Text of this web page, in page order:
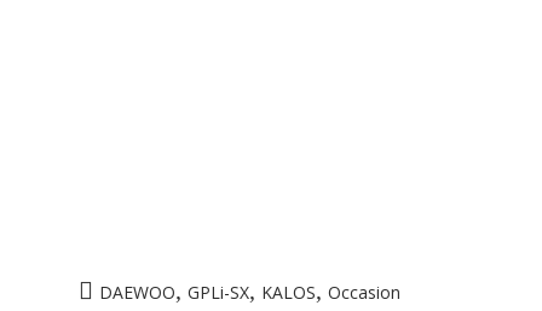
DAEWOO, GPLi-SX, KALOS, Occasion